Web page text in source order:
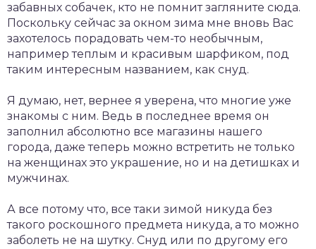
забавных собачек, кто не помнит загляните сюда.
Поскольку сейчас за окном зима мне вновь Вас
захотелось порадовать чем-то необычным,
например теплым и красивым шарфиком, под
таким интересным названием, как снуд.
Я думаю, нет, вернее я уверена, что многие уже
знакомы с ним. Ведь в последнее время он
заполнил абсолютно все магазины нашего
города, даже теперь можно встретить не только
на женщинах это украшение, но и на детишках и
мужчинах.
А все потому что, все таки зимой никуда без
такого роскошного предмета никуда, а то можно
заболеть не на шутку. Снуд или по другому его